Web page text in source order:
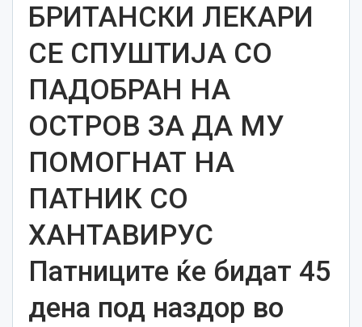
БРИТАНСКИ ЛЕКАРИ
СЕ СПУШТИЈА СО
ПАДОБРАН НА
ОСТРОВ ЗА ДА МУ
ПОМОГНАТ НА
ПАТНИК СО
ХАНТАВИРУС
Патниците ќе бидат 45
дена под наздор во